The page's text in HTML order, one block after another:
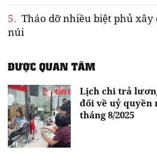
5. Tháo dỡ nhiều biệt phủ
núi
ĐƯỢC QUAN TÂM
Lịch chi trả
đổi về uỷ
tháng 8/2025